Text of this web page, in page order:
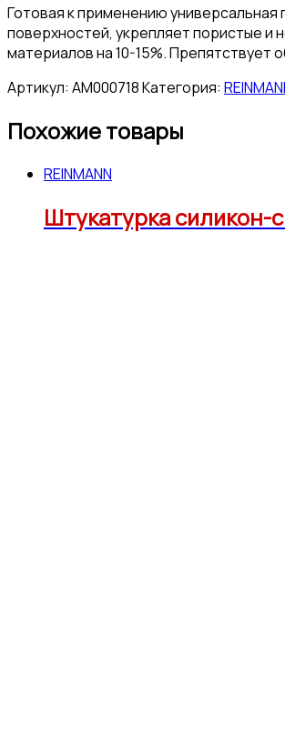
Готовая к применению универсальная
поверхностей, укрепляет пористые
материалов на 10-15%. Препятствует
Артикул: АМ000718Категория:
Похожие товары
REINMANN
Штукатурка силикон-